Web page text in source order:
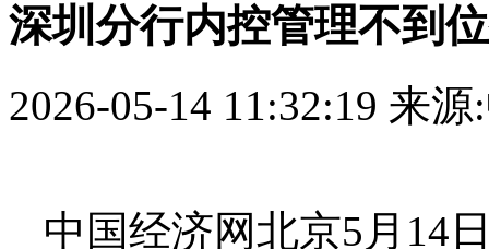
深圳分行内控管理不到
2026-05-14 11:32:19 来源
中国经济网北京5月14